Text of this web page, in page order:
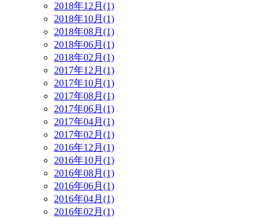
2018年12月(1)
2018年10月(1)
2018年08月(1)
2018年06月(1)
2018年02月(1)
2017年12月(1)
2017年10月(1)
2017年08月(1)
2017年06月(1)
2017年04月(1)
2017年02月(1)
2016年12月(1)
2016年10月(1)
2016年08月(1)
2016年06月(1)
2016年04月(1)
2016年02月(1)